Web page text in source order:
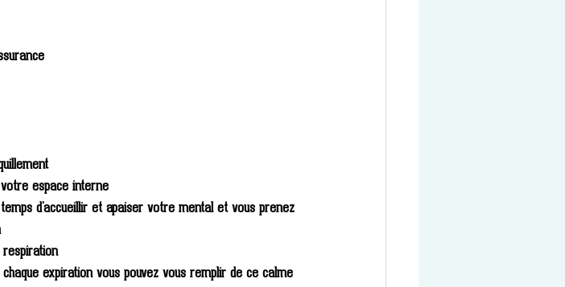
espace interne
d’accueillir et apaiser votre mental et vous prenez
expiration vous pouvez vous remplir de ce calme